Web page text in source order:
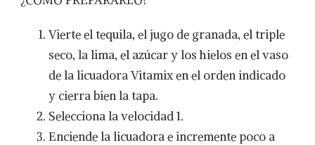
Vierte el tequila, el jugo de granada, el triple
seco, la lima, el azúcar y los hielos en el vaso
de la licuadora Vitamix en el orden indicado
y cierra bien la tapa.
Selecciona la velocidad 1.
Enciende la licuadora e incremente poco a